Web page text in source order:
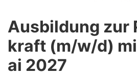
Ausbildung zur
kraft (m/w/d)
ai 2027